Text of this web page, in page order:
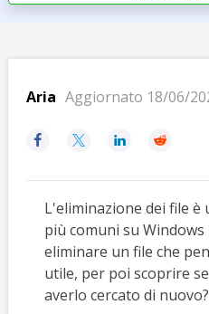
Aria Aggiornato 18/06/
   
L'eliminazione dei file è
più comuni su
eliminare un file che
utile, per poi scoprire
averlo cercato di nuovo?